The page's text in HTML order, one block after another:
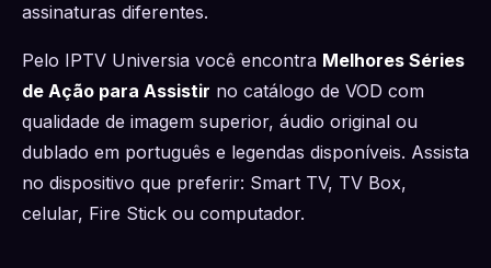
assinaturas diferentes.
Pelo IPTV Universia você encontra Melhores Séries
de Ação para Assistir no catálogo de VOD com
qualidade de imagem superior, áudio original ou
dublado em português e legendas disponíveis. Assista
no dispositivo que preferir: Smart TV, TV Box,
celular, Fire Stick ou computador.